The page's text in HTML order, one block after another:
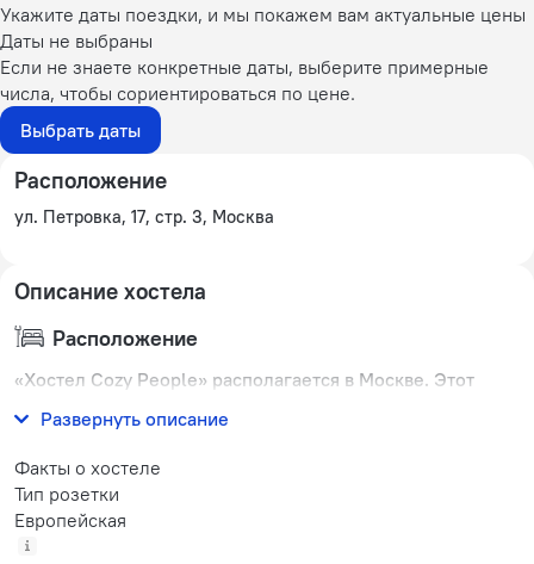
Укажите даты поездки, и мы покажем вам актуальные цены
Даты не выбраны
Если не знаете конкретные даты, выберите примерные
числа, чтобы сориентироваться по цене.
Выбрать даты
Расположение
ул. Петровка, 17, стр. 3, Москва
Описание хостела
Расположение
«Хостел Cozy People» располагается в Москве. Этот
Развернуть описание
Факты о хостеле
Тип розетки
Европейская